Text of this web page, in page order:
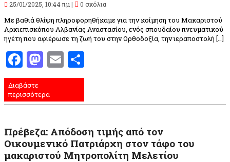
25/01/2025, 10:44 πμ | 0 σχόλια
Με βαθιά θλίψη πληροφορηθήκαμε για την κοίμηση του Μακαριστού
Αρχιεπισκόπου Αλβανίας Αναστασίου, ενός σπουδαίου πνευματικού
ηγέτη που αφιέρωσε τη ζωή του στην Ορθοδοξία, την ιεραποστολή […]
Facebook
Mastodon
Email
Διαβάστε
περισσότερα
Πρέβεζα: Απόδοση τιμής από τον
Οικουμενικό Πατριάρχη στον τάφο του
μακαριστού Μητροπολίτη Μελετίου